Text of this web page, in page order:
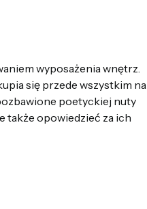
wyposażenia wnętrz.
się przede wszystkim na
poetyckiej nuty
także opowiedzieć za ich